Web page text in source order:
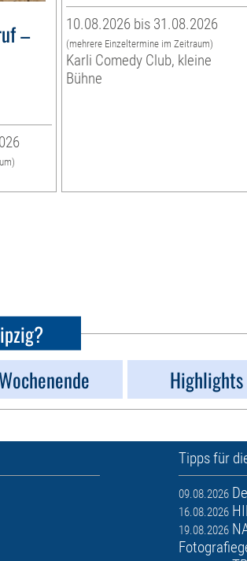
–
10.08.2026 bis 31.08.2026
(mehrere Einzeltermine im Zeitraum)
Karli Comedy Club, kleine
Bühne
Wochenende Highlights
Tipps für
09.08.2026
16.08.2026
19.08.2026